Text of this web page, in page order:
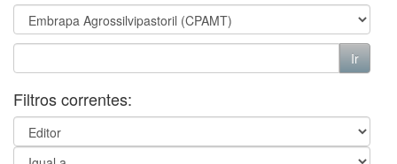
Filtros correntes: